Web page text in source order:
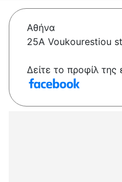
Αθήνα
25A Voukourestiou
Δείτε το προφίλ της